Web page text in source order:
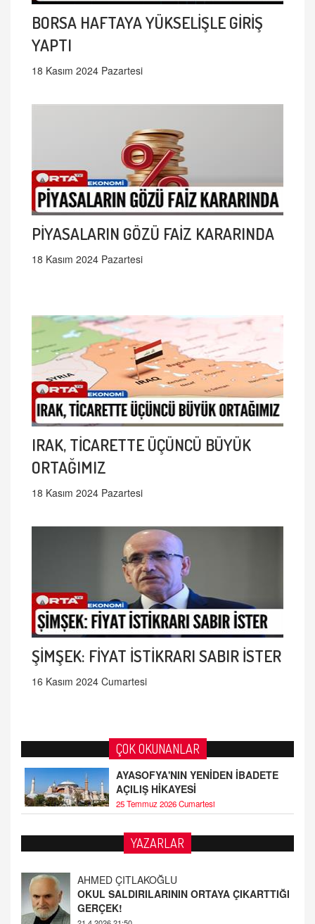
BORSA HAFTAYA YÜKSELİŞLE GİRİŞ
YAPTI
18 Kasım 2024 Pazartesi
PİYASALARIN GÖZÜ FAİZ KARARINDA
18 Kasım 2024 Pazartesi
IRAK, TİCARETTE ÜÇÜNCÜ BÜYÜK
ORTAĞIMIZ
18 Kasım 2024 Pazartesi
ŞİMŞEK: FİYAT İSTİKRARI SABIR İSTER
16 Kasım 2024 Cumartesi
ÇOK OKUNANLAR
AYASOFYA'NIN YENİDEN İBADETE
AÇILIŞ HİKAYESİ
25 Temmuz 2026 Cumartesi
YAZARLAR
Fatih Bayhan
MAARİF MESELEMİZ ÇIKMAZDA!
19.4.2026 09:14